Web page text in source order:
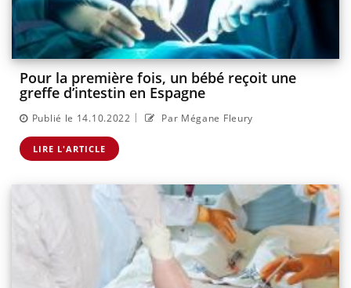
Pour la première fois, un bébé reçoit une
greffe d’intestin en Espagne
Publié le 14.10.2022 | Par Mégane Fleury
LIRE L'ARTICLE